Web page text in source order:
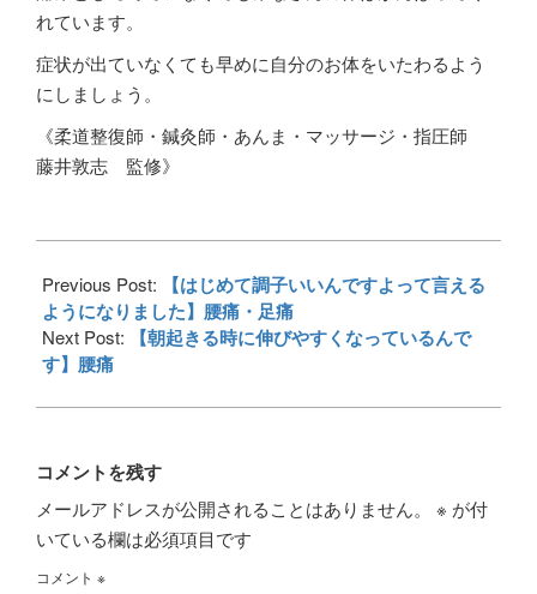
れています。
症状が出ていなくても早めに自分のお体をいたわるよう
にしましょう。
《柔道整復師・鍼灸師・あんま・マッサージ・指圧師
藤井敦志 監修》
03-
29
Previous Post:
【はじめて調子いいんですよって言える
ようになりました】腰痛・足痛
Next Post:
【朝起きる時に伸びやすくなっているんで
す】腰痛
コメントを残す
メールアドレスが公開されることはありません。 ※ が付
いている欄は必須項目です
コメント ※